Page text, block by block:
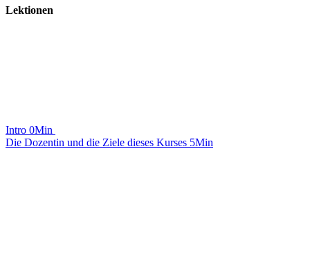
Lektionen
Intro 0Min
Die Dozentin und die Ziele dieses Kurses 5Min